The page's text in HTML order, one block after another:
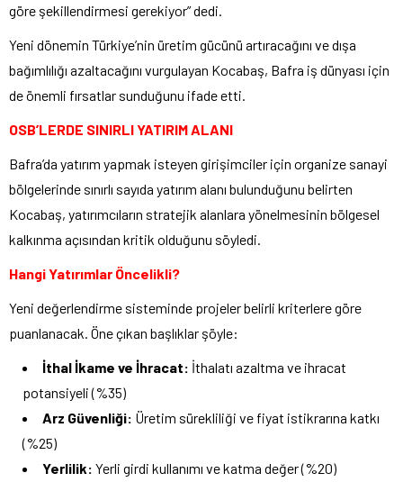
göre şekillendirmesi gerekiyor” dedi.
Yeni dönemin Türkiye’nin üretim gücünü artıracağını ve dışa
bağımlılığı azaltacağını vurgulayan Kocabaş, Bafra iş dünyası için
de önemli fırsatlar sunduğunu ifade etti.
OSB’LERDE SINIRLI YATIRIM ALANI
Bafra’da yatırım yapmak isteyen girişimciler için organize sanayi
bölgelerinde sınırlı sayıda yatırım alanı bulunduğunu belirten
Kocabaş, yatırımcıların stratejik alanlara yönelmesinin bölgesel
kalkınma açısından kritik olduğunu söyledi.
Hangi Yatırımlar Öncelikli?
Yeni değerlendirme sisteminde projeler belirli kriterlere göre
puanlanacak. Öne çıkan başlıklar şöyle:
İthal İkame ve İhracat: İthalatı azaltma ve ihracat
potansiyeli (%35)
Arz Güvenliği: Üretim sürekliliği ve fiyat istikrarına katkı
(%25)
Yerlilik: Yerli girdi kullanımı ve katma değer (%20)